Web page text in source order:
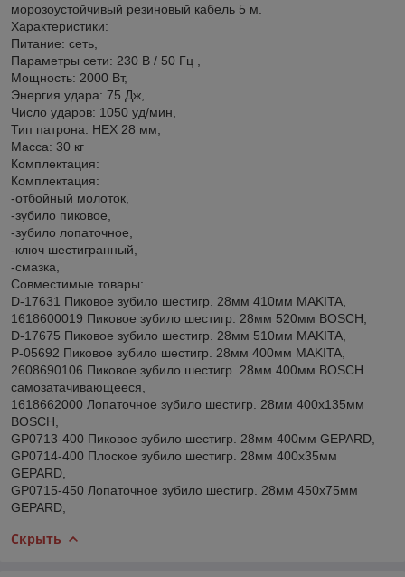
морозоустойчивый резиновый кабель 5 м.
Характеристики:
Питание: сеть,
Параметры сети: 230 В / 50 Гц ,
Мощность: 2000 Вт,
Энергия удара: 75 Дж,
Число ударов: 1050 уд/мин,
Тип патрона: HEX 28 мм,
Масса: 30 кг
Комплектация:
Комплектация:
-отбойный молоток,
-зубило пиковое,
-зубило лопаточное,
-ключ шестигранный,
-смазка,
Совместимые товары:
D-17631 Пиковое зубило шестигр. 28мм 410мм MAKITA,
1618600019 Пиковое зубило шестигр. 28мм 520мм BOSCH,
D-17675 Пиковое зубило шестигр. 28мм 510мм MAKITA,
P-05692 Пиковое зубило шестигр. 28мм 400мм MAKITA,
2608690106 Пиковое зубило шестигр. 28мм 400мм BOSCH
самозатачивающееся,
1618662000 Лопаточное зубило шестигр. 28мм 400х135мм
BOSCH,
GP0713-400 Пиковое зубило шестигр. 28мм 400мм GEPARD,
GP0714-400 Плоское зубило шестигр. 28мм 400x35мм
GEPARD,
GP0715-450 Лопаточное зубило шестигр. 28мм 450x75мм
GEPARD,
Скрыть